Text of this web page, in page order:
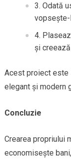
Odată
vopsește-
și
Acest proiect este
elegant și modern
Concluzie
Crearea propriului
economisește